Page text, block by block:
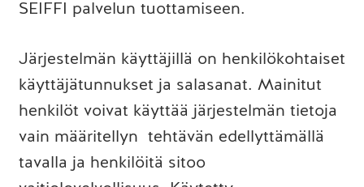
SEIFFI palvelun tuottamiseen.
Järjestelmän käyttäjillä on henkilökohtaiset
käyttäjätunnukset ja salasanat. Mainitut
henkilöt voivat käyttää järjestelmän tietoja
vain määritellyn tehtävän edellyttämällä
tavalla ja henkilöitä sitoo